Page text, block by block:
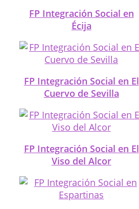
FP Integración Social en
Écija
FP Integración Social en El
Cuervo de Sevilla
FP Integración Social en El
Viso del Alcor